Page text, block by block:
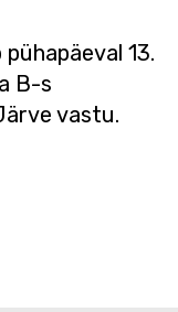
13.
B-s
vastu.